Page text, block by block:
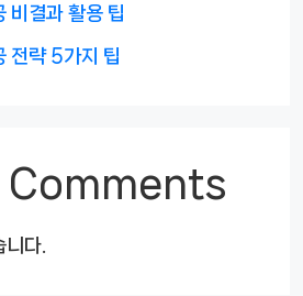
비결과 활용 팁
전략 5가지 팁
Comments
다.